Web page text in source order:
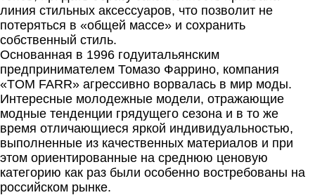
линия стильных аксессуаров, что позволит не
потеряться в «общей массе» и сохранить
собственный стиль.
Основанная в 1996 годуитальянским
предпринимателем Томазо Фаррино, компания
«TOM FARR» агрессивно ворвалась в мир моды.
Интересные молодежные модели, отражающие
модные тенденции грядущего сезона и в то же
время отличающиеся яркой индивидуальностью,
выполненные из качественных материалов и при
этом ориентированные на среднюю ценовую
категорию как раз были особенно востребованы на
российском рынке.